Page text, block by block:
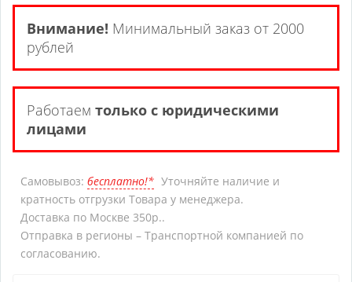
Внимание! Минимальный заказ от 2000
рублей
Работаем только с юридическими
лицами
Самовывоз: бесплатно!* Уточняйте наличие и
кратность отгрузки Товара у менеджера.
Доставка по Москве 350р..
Отправка в регионы – Транспортной компанией по
согласованию.